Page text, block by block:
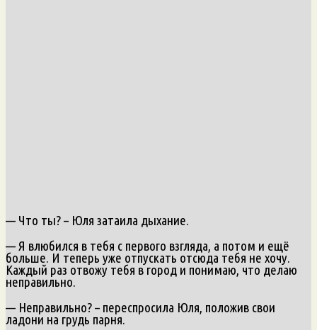
— Что ты? – Юля затаила дыхание.
— Я влюбился в тебя с первого взгляда, а потом и ещё
больше. И теперь уже отпускать отсюда тебя не хочу.
Каждый раз отвожу тебя в город и понимаю, что делаю
неправильно.
— Неправильно? – переспросила Юля, положив свои
ладони на грудь парня.